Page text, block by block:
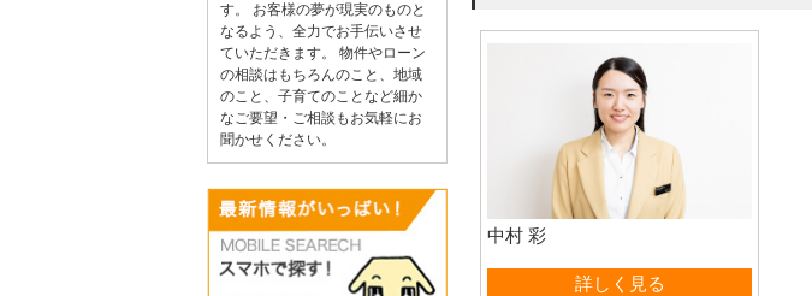
中村 彩
売買営業部 事務詳しく見る
す。 お客様の夢が現実のものと
なるよう、全力でお手伝いさせ
ていただきます。 物件やローン
の相談はもちろんのこと、地域
のこと、子育てのことなど細か
なご要望・ご相談もお気軽にお
聞かせください。